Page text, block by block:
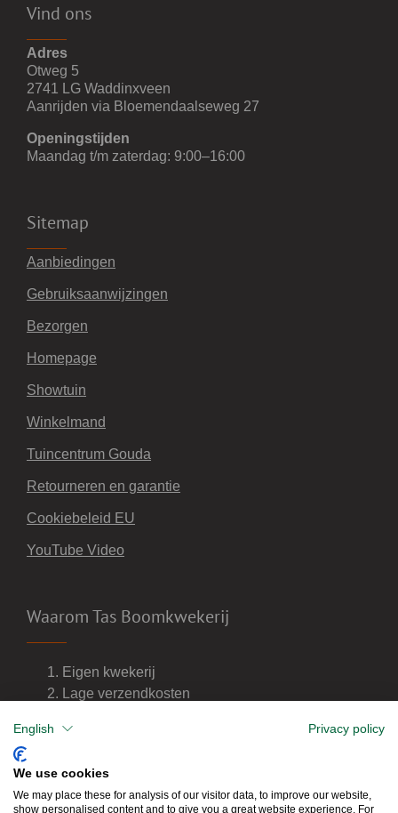
Vind ons
Adres
Otweg 5
2741 LG Waddinxveen
Aanrijden via Bloemendaalseweg 27
Openingstijden
Maandag t/m zaterdag: 9:00–16:00
Sitemap
Aanbiedingen
Gebruiksaanwijzingen
Bezorgen
Homepage
Showtuin
Winkelmand
Tuincentrum Gouda
Retourneren en garantie
Cookiebeleid EU
YouTube Video
Waarom Tas Boomkwekerij
Eigen kwekerij
Lage verzendkosten
Dealer van DCM meststoffen
English Privacy policy
We use cookies
We may place these for analysis of our visitor data, to improve our website,
show personalised content and to give you a great website experience. For